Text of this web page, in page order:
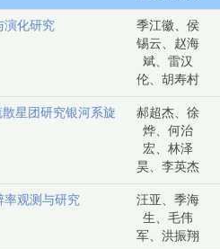
演化研究
季江徽、侯
锡云、赵海
斌、雷汉
伦、胡寿村
星团研究银河系旋
郝超杰、徐
烨、何治
宏、林泽
昊、李英杰
率观测与研究
汪亚、季海
生、毛伟
军、洪振翔